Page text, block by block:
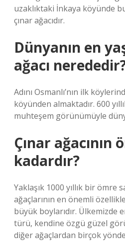
uzaklıktaki İnkaya köyünde
çınar ağacıdır.
Dünyanın en
ağacı
Adını Osmanlı’nın ilk
köyünden almaktadır. 600
muhteşem görünümüyle
Çınar ağacının
kadardır?
Yaklaşık 1000 yıllık bir ömre
ağaçlarının en önemli
büyük boylarıdır. Ülkemizde
türü, kendine özgü güzel
diğer ağaçlardan birçok